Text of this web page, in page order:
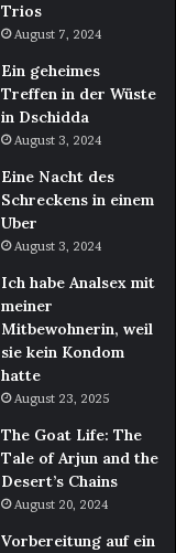
Trios
August 7, 2024
Ein geheimes
Treffen in der Wüste
in Dschidda
August 3, 2024
Eine Nacht des
Schreckens in einem
Uber
August 3, 2024
Ich habe Analsex mit
meiner
Mitbewohnerin, weil
sie kein Kondom
hatte
August 23, 2025
The Goat Life: The
Tale of Arjun and the
Desert’s Chains
August 20, 2024
Vorbereitung auf ein